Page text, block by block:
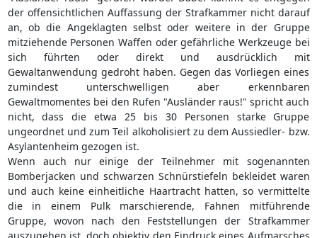
der offensichtlichen Auffassung der Strafkammer nicht darauf
an, ob die Angeklagten selbst oder weitere in der Gruppe
mitziehende Personen Waffen oder gefährliche Werkzeuge bei
sich führten oder direkt und ausdrücklich mit
Gewaltanwendung gedroht haben. Gegen das Vorliegen eines
zumindest unterschwelligen aber erkennbaren
Gewaltmomentes bei den Rufen "Ausländer raus!" spricht auch
nicht, dass die etwa 25 bis 30 Personen starke Gruppe
ungeordnet und zum Teil alkoholisiert zu dem Aussiedler- bzw.
Asylantenheim gezogen ist.
Wenn auch nur einige der Teilnehmer mit sogenannten
Bomberjacken und schwarzen Schnürstiefeln bekleidet waren
und auch keine einheitliche Haartracht hatten, so vermittelte
die in einem Pulk marschierende, Fahnen mitführende
Gruppe, wovon nach den Feststellungen der Strafkammer
auszugehen ist, doch objektiv den Eindruck eines Aufmarsches